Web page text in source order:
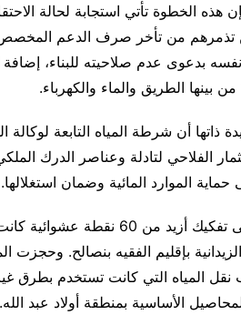
هذه الخطوة تأتي استجابة لحالة
من تأخر صرف الدعم المخصص
بدعوى عدم صلاحيته للبناء، إضافة
بينها الطريق والماء والكهرباء.
ذاتها أن شرطة المياه التابعة
الفلاحي لتادلة وعناصر الدرك
حماية الموارد المائية وضمان استغلالها.
وقادت هذه العملية إلى
بإقليم الفقيه بنصالح. وحجزت
نقل المياه التي كانت تستخدم بطرق
الأساسية بمنطقة أولاد عبد الله.